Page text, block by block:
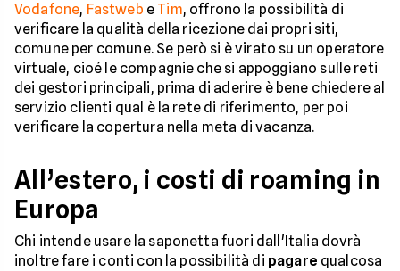
Vodafone, Fastweb e Tim, offrono la possibilità di
verificare la qualità della ricezione dai propri siti,
comune per comune. Se però si è virato su un operatore
virtuale, cioé le compagnie che si appoggiano sulle reti
dei gestori principali, prima di aderire è bene chiedere al
servizio clienti qual è la rete di riferimento, per poi
verificare la copertura nella meta di vacanza.
All’estero, i costi di roaming in
Europa
Chi intende usare la saponetta fuori dall'Italia dovrà
inoltre fare i conti con la possibilità di pagare qualcosa